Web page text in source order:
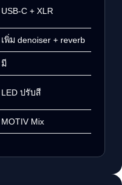
USB-C + XLR
เพิ่ม denoiser + reverb
มี
LED ปรับสี
MOTIV Mix